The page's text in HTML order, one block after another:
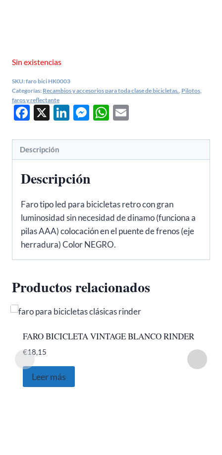
Sin existencias
SKU:faro bici HK0003
Categorías: Recambios y accesorios para toda clase de bicicletas. Pilotos,
faros y reflectante
Facebook
X LinkedIn
Messenger
WhatsApp
Descripción
Descripción
Faro tipo led para bicicletas retro con gran
luminosidad sin necesidad de dinamo (funciona a
pilas AAA) colocación en el puente de frenos (eje
herradura) Color NEGRO.
Productos relacionados
FARO BICICLETA VINTAGE BLANCO RINDER
€18,15
Leer más